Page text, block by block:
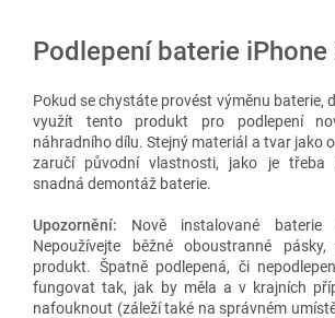
Podlepení baterie iPhone
Pokud se chystáte provést výměnu baterie,
využít tento produkt pro podlepení
náhradního dílu. Stejný materiál a tvar jako
zaručí původní vlastnosti, jako je třeba
snadná demontáž baterie.
Upozornění: Nově instalované baterie
Nepoužívejte běžné oboustranné
produkt. Špatně podlepená, či
fungovat tak, jak by měla a v krajních
nafouknout (záleží také na správném